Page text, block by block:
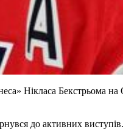
Нікласа Бекстрьома на
до активних виступів.